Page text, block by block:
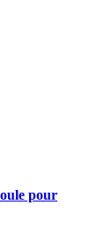
pour